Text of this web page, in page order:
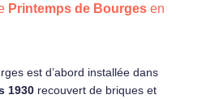
Printemps de Bourges en
est d’abord installée dans
1930 recouvert de briques et